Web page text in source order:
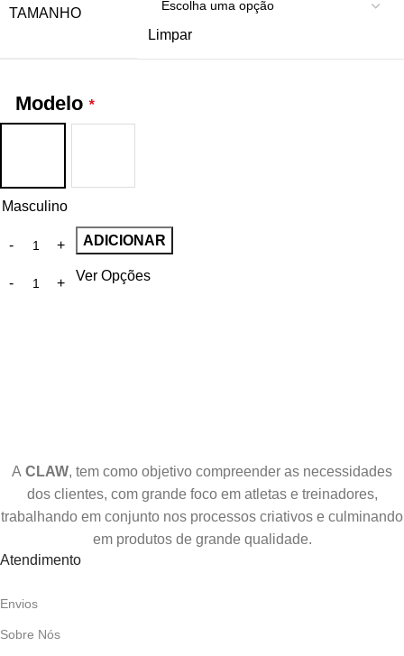
TAMANHO
Limpar
Modelo *
Masculino
ADICIONAR
Ver Opções
A CLAW, tem como objetivo compreender as necessidades
dos clientes, com grande foco em atletas e treinadores,
trabalhando em conjunto nos processos criativos e culminando
em produtos de grande qualidade.
Atendimento
Envios
Sobre Nós